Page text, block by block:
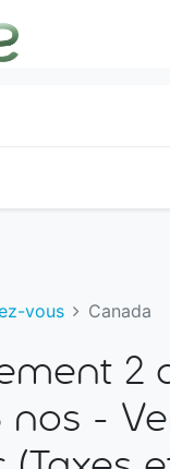
vous Canada
2
nos -